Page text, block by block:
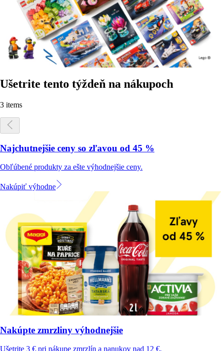
Ušetrite tento týždeň na nákupoch
3 items
Najchutnejšie ceny so zľavou od 45 %
Obľúbené produkty za ešte výhodnejšie ceny.
Nakúpiť výhodne
Nakúpte zmrzliny výhodnejšie
Ušetrite 3 € pri nákupe zmrzlín a nanukov nad 12 €.